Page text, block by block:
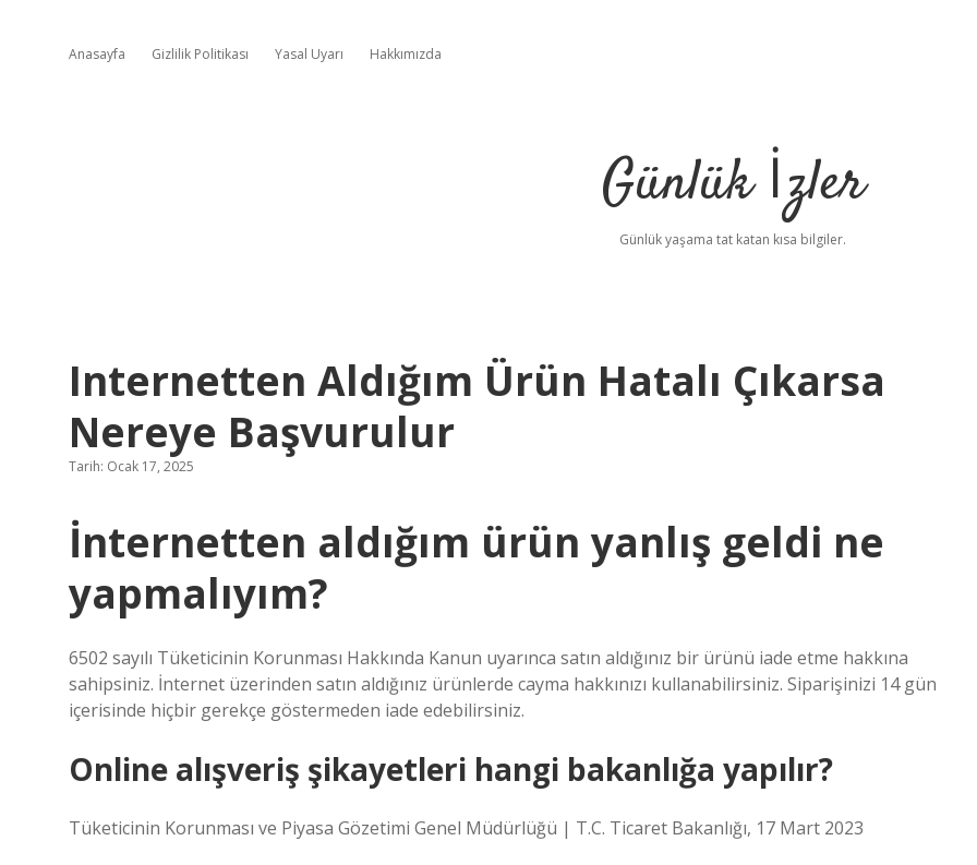
Anasayfa Gizlilik Politikası Yasal Uyarı Hakkımızda
Günlük İzler
Günlük yaşama tat katan kısa bilgiler.
Internetten Aldığım Ürün Hatalı Çıkarsa
Nereye Başvurulur
Tarih: Ocak 17, 2025
İnternetten aldığım ürün yanlış geldi ne
yapmalıyım?
6502 sayılı Tüketicinin Korunması Hakkında Kanun uyarınca satın aldığınız bir ürünü iade etme hakkına
sahipsiniz. İnternet üzerinden satın aldığınız ürünlerde cayma hakkınızı kullanabilirsiniz. Siparişinizi 14 gün
içerisinde hiçbir gerekçe göstermeden iade edebilirsiniz.
Online alışveriş şikayetleri hangi bakanlığa yapılır?
Tüketicinin Korunması ve Piyasa Gözetimi Genel Müdürlüğü | T.C. Ticaret Bakanlığı, 17 Mart 2023